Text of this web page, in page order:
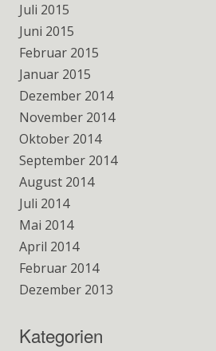
Juli 2015
Juni 2015
Februar 2015
Januar 2015
Dezember 2014
November 2014
Oktober 2014
September 2014
August 2014
Juli 2014
Mai 2014
April 2014
Februar 2014
Dezember 2013
Kategorien